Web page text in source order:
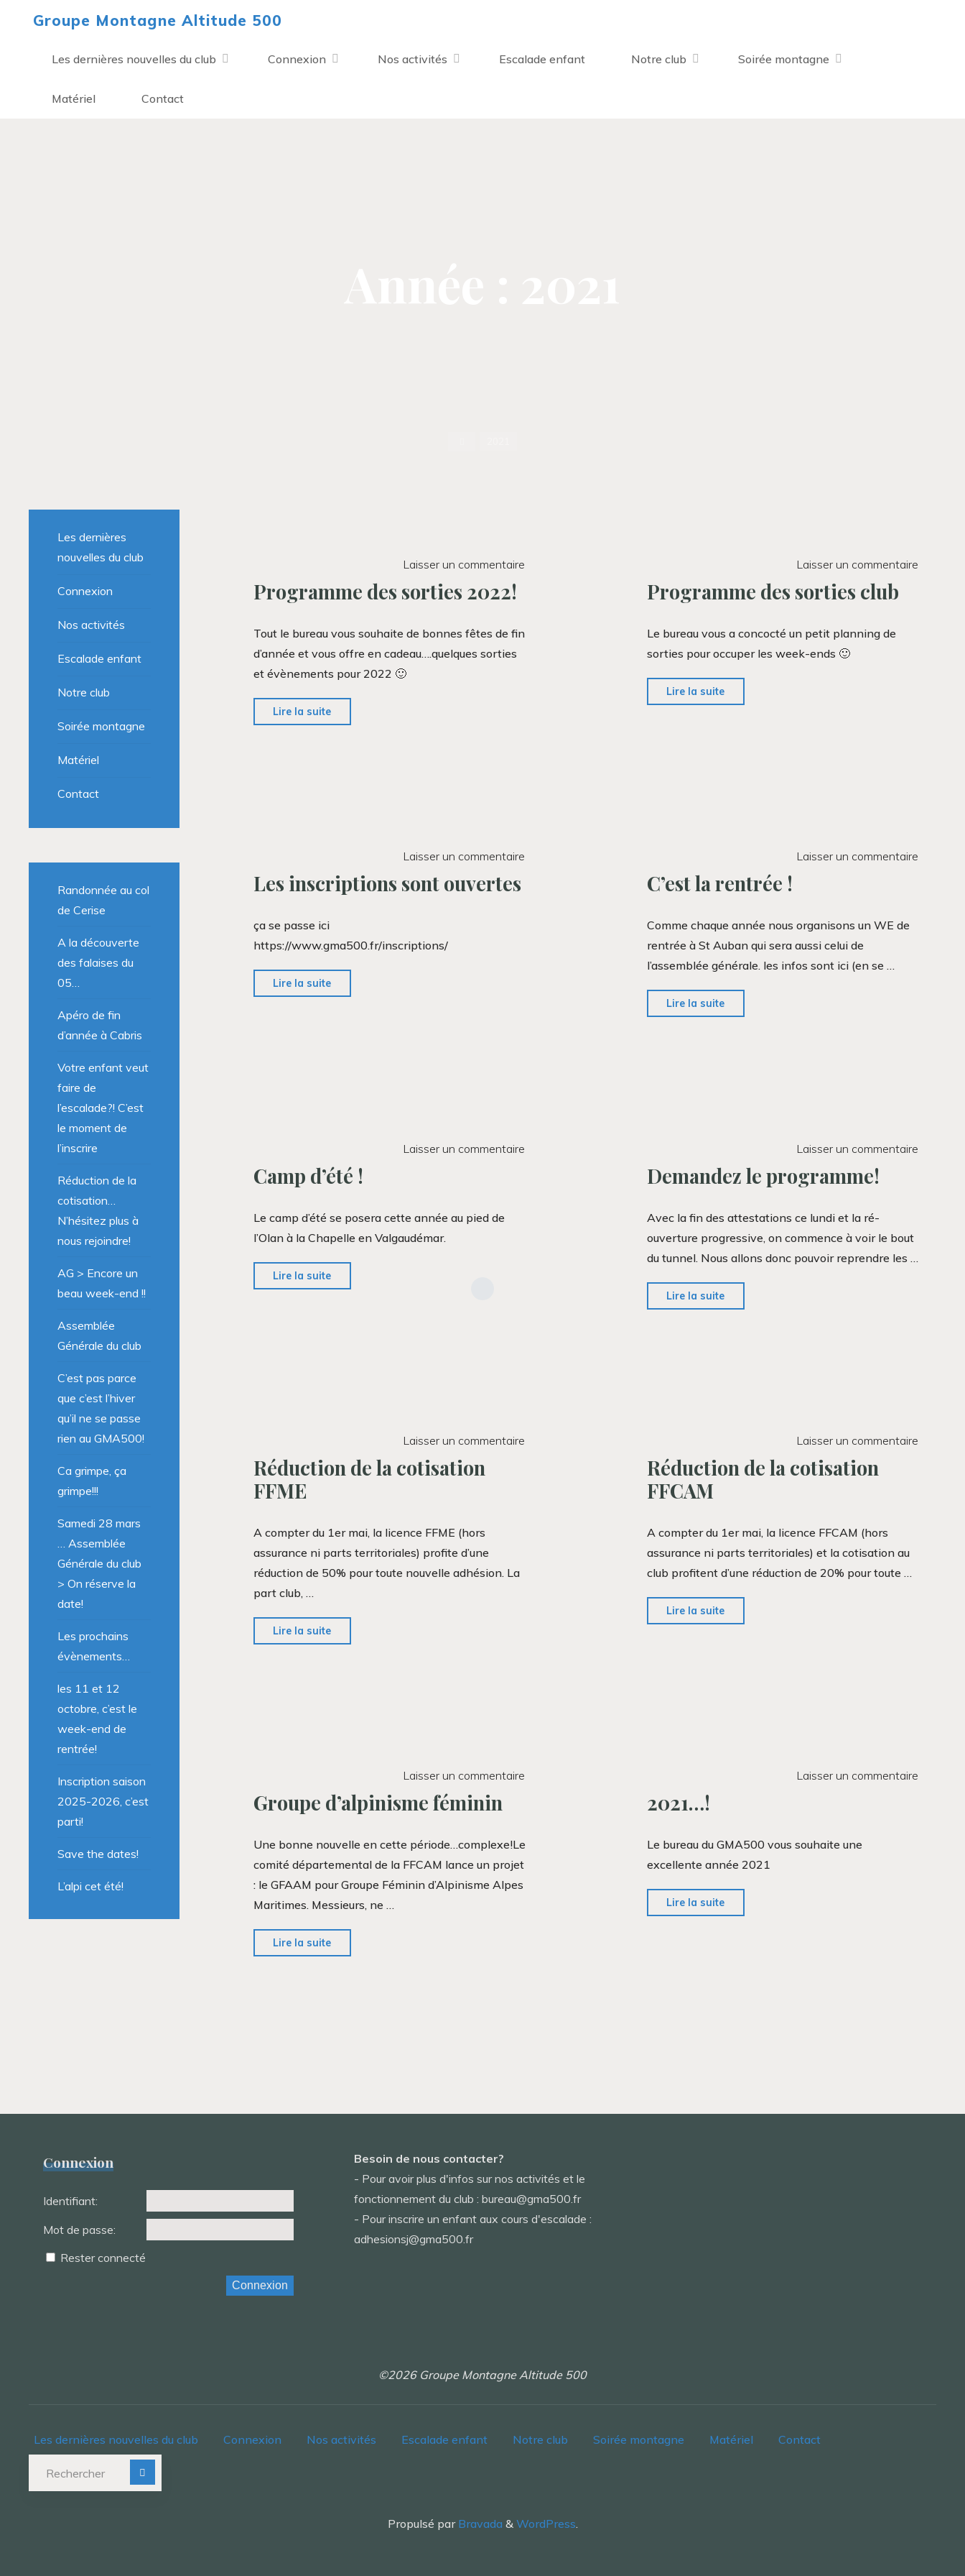
Groupe Montagne Altitude 500
Les dernières nouvelles du club Connexion Nos activités Escalade enfant Notre club Soirée montagne
Matériel Contact
Laisser un commentaire
Programme des sorties 2022!
Tout le bureau vous souhaite de bonnes fêtes de fin
d’année et vous offre en cadeau….quelques sorties
et évènements pour 2022 🙂
Lire la suite
Laisser un commentaire
Programme des sorties club
Le bureau vous a concocté un petit planning de
sorties pour occuper les week-ends 🙂
Lire la suite
Laisser un commentaire
Les inscriptions sont ouvertes
ça se passe ici
https://www.gma500.fr/inscriptions/
Lire la suite
Laisser un commentaire
C’est la rentrée !
Comme chaque année nous organisons un WE de
rentrée à St Auban qui sera aussi celui de
l’assemblée générale. les infos sont ici (en se …
Lire la suite
Laisser un commentaire
Camp d’été !
Le camp d’été se posera cette année au pied de
l’Olan à la Chapelle en Valgaudémar.
Lire la suite
Laisser un commentaire
Demandez le programme!
Avec la fin des attestations ce lundi et la ré-
ouverture progressive, on commence à voir le bout
du tunnel. Nous allons donc pouvoir reprendre les …
Lire la suite
Laisser un commentaire
Réduction de la cotisation
FFME
A compter du 1er mai, la licence FFME (hors
assurance ni parts territoriales) profite d’une
réduction de 50% pour toute nouvelle adhésion. La
part club, …
Lire la suite
Laisser un commentaire
Réduction de la cotisation
FFCAM
A compter du 1er mai, la licence FFCAM (hors
assurance ni parts territoriales) et la cotisation au
club profitent d’une réduction de 20% pour toute …
Lire la suite
Laisser un commentaire
Groupe d’alpinisme féminin
Une bonne nouvelle en cette période…complexe!Le
comité départemental de la FFCAM lance un projet
: le GFAAM pour Groupe Féminin d’Alpinisme Alpes
Maritimes. Messieurs, ne …
Lire la suite
Laisser un commentaire
2021…!
Le bureau du GMA500 vous souhaite une
excellente année 2021
Lire la suite
Les dernières
nouvelles du club
Connexion
Nos activités
Escalade enfant
Notre club
Soirée montagne
Matériel
Contact
Randonnée au col
de Cerise
A la découverte
des falaises du
05…
Apéro de fin
d’année à Cabris
Votre enfant veut
faire de
l’escalade?! C’est
le moment de
l’inscrire
Réduction de la
cotisation…
N’hésitez plus à
nous rejoindre!
AG > Encore un
beau week-end !!
Assemblée
Générale du club
C’est pas parce
que c’est l’hiver
qu’il ne se passe
rien au GMA500!
Ca grimpe, ça
grimpe!!!
Samedi 28 mars
… Assemblée
Générale du club
> On réserve la
date!
Les prochains
évènements…
les 11 et 12
octobre, c’est le
week-end de
rentrée!
Inscription saison
2025-2026, c’est
parti!
Save the dates!
L’alpi cet été!
Connexion
Identifiant:
Mot de passe:
Rester connecté
Connexion
Besoin de nous contacter?
- Pour avoir plus d'infos sur nos activités et le
fonctionnement du club : bureau@gma500.fr
- Pour inscrire un enfant aux cours d'escalade :
adhesionsj@gma500.fr
©2026 Groupe Montagne Altitude 500
Les dernières nouvelles du club Connexion Nos activités Escalade enfant Notre club Soirée montagne Matériel
Contact
Propulsé parBravada & WordPress.